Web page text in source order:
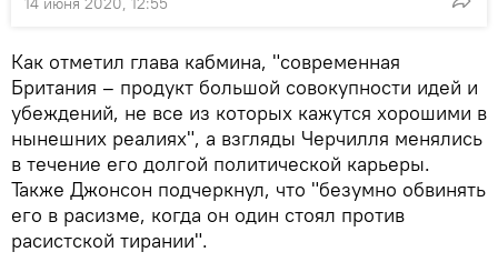
Как отметил глава кабмина, "современная
Британия – продукт большой совокупности идей и
убеждений, не все из которых кажутся хорошими в
нынешних реалиях", а взгляды Черчилля менялись
в течение его долгой политической карьеры.
Также Джонсон подчеркнул, что "безумно обвинять
его в расизме, когда он один стоял против
расистской тирании".